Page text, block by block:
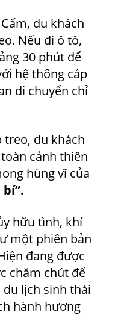
du khách
Nếu đi ô tô,
30 phút để
hệ thống cáp
di chuyển chỉ
treo, du khách
cảnh thiên
hùng vĩ của
hữu tình, khí
một phiên bản
đang được
chăm chút để
lịch sinh thái
hành hương